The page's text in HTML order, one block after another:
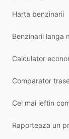
Harta benzinarii
Benzinarii langa
Calculator
Comparator
Cel mai ieftin
Raporteaza un